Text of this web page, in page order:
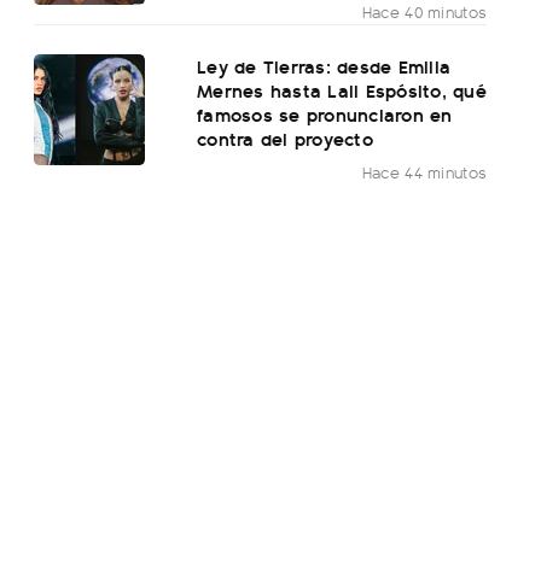
Hace 40 minutos
Ley de Tierras: desde Emilia
Mernes hasta Lali Espósito, qué
famosos se pronunciaron en
contra del proyecto
Hace 44 minutos